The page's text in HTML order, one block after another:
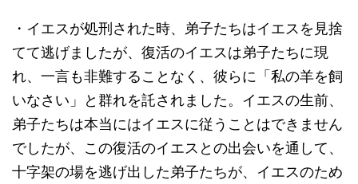
・イエスが処刑された時、弟子たちはイエスを見捨
てて逃げましたが、復活のイエスは弟子たちに現
れ、一言も非難することなく、彼らに「私の羊を飼
いなさい」と群れを託されました。イエスの生前、
弟子たちは本当にはイエスに従うことはできません
でしたが、この復活のイエスとの出会いを通して、
十字架の場を逃げ出した弟子たちが、イエスのため